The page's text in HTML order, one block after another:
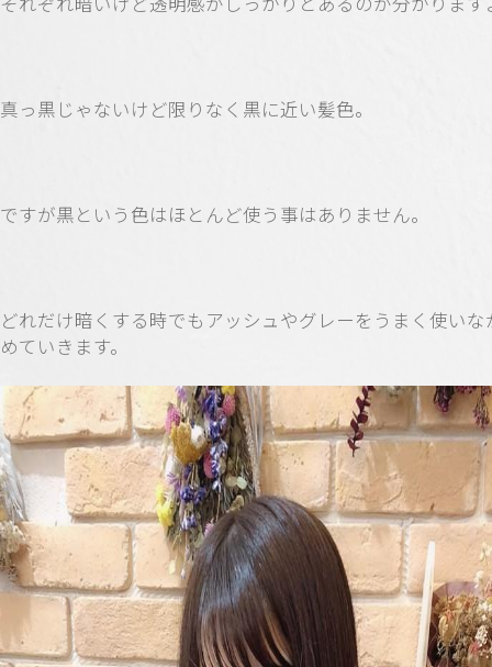
真っ黒じゃないけど限りなく黒に近い髪色。
ですが黒という色はほとんど使う事はありません。
どれだけ暗くする時でもアッシュやグレーをうまく使いな
めていきます。